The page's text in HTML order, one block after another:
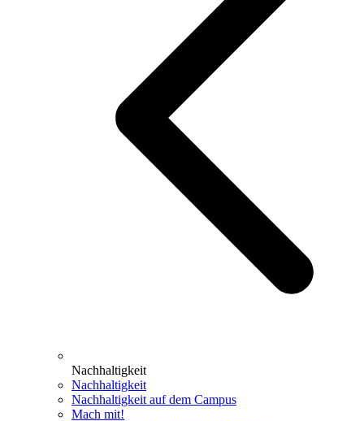
Nachhaltigkeit
Nachhaltigkeit
Nachhaltigkeit auf dem Campus
Mach mit!